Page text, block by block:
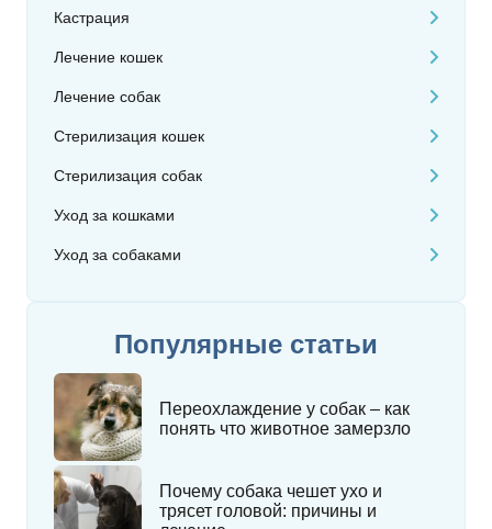
Кастрация
Лечение кошек
Лечение собак
Стерилизация кошек
Стерилизация собак
Уход за кошками
Уход за собаками
Популярные статьи
Переохлаждение у собак – как
понять что животное замерзло
Почему собака чешет ухо и
трясет головой: причины и